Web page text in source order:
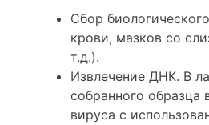
Сбор
крови, мазков со
т.д.).
Извлечение ДНК. В
собранного образца
вируса с